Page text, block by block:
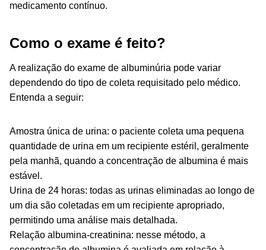
medicamento contínuo.
Como o exame é feito?
A realização do exame de albuminúria pode variar
dependendo do tipo de coleta requisitado pelo médico.
Entenda a seguir:
Amostra única de urina: o paciente coleta uma pequena
quantidade de urina em um recipiente estéril, geralmente
pela manhã, quando a concentração de albumina é mais
estável.
Urina de 24 horas: todas as urinas eliminadas ao longo de
um dia são coletadas em um recipiente apropriado,
permitindo uma análise mais detalhada.
Relação albumina-creatinina: nesse método, a